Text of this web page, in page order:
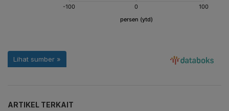
ARTIKEL TERKAIT